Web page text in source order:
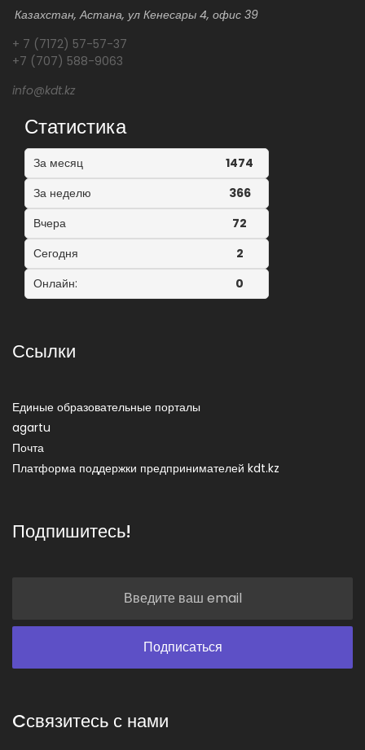
Казахстан, Астана, ул Кенесары 4, офис 39
+ 7 (7172) 57-57-37
+7 (707) 588-9063
info@kdt.kz
Статистика
За месяц
1474
За неделю
366
Вчера
72
Сегодня
2
Онлайн:
0
Ссылки
Единые образовательные порталы
agartu
Почта
Платформа поддержки предпринимателей kdt.kz
Подпишитесь!
Cсвязитесь с нами